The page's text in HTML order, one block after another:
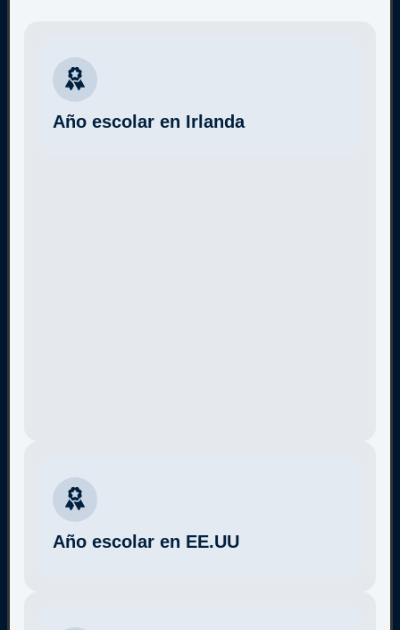
Año escolar en Irlanda
Año escolar en EE.UU